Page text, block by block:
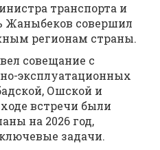
транспорта и
Жаныбеков совершил
регионам страны.
совещание с
эксплуатационных
Ошской и
встречи были
на 2026 год,
задачи.